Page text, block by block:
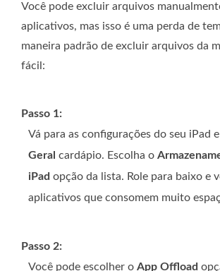
Você pode excluir arquivos
aplicativos, mas isso é uma perda de
maneira padrão de excluir arquivos da
fácil:
Passo 1:
Vá para as configurações do seu iPad
Geral cardápio. Escolha o
iPad opção da lista. Role para baixo e
aplicativos que consomem muito
Passo 2:
Você pode escolher o App Offload